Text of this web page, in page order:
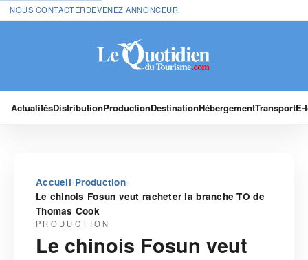
NOUS CONTACTERDEVENEZ ANNONCEUR
ActualitésDistributionProductionDestinationHébergementTransport
Accueil›Production›
Le chinois Fosun veut racheter la branche TO de
Thomas Cook
PRODUCTION
Le chinois Fosun veut